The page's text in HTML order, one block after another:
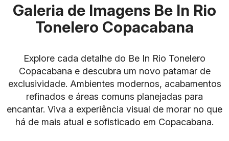
Galeria de Imagens Be In Rio
Tonelero Copacabana
Explore cada detalhe do Be In Rio Tonelero
Copacabana e descubra um novo patamar de
exclusividade. Ambientes modernos, acabamentos
refinados e áreas comuns planejadas para
encantar. Viva a experiência visual de morar no que
há de mais atual e sofisticado em Copacabana.